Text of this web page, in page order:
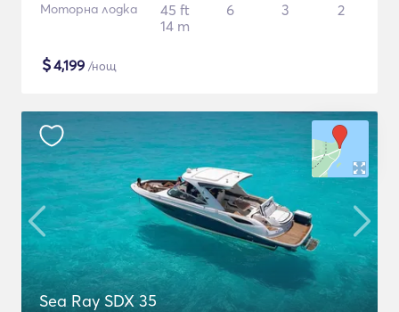
Моторна лодка
45 ft
14 m
6 3 2
$4,199 /нощ
Sea Ray SDX 35